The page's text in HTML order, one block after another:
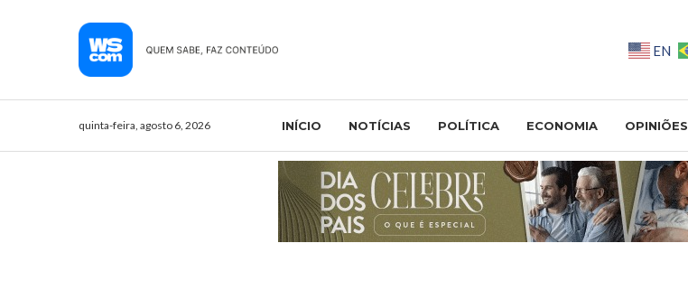
EN
quinta-feira, agosto 6, 2026 INÍCIO NOTÍCIAS POLÍTICA ECONOMIA